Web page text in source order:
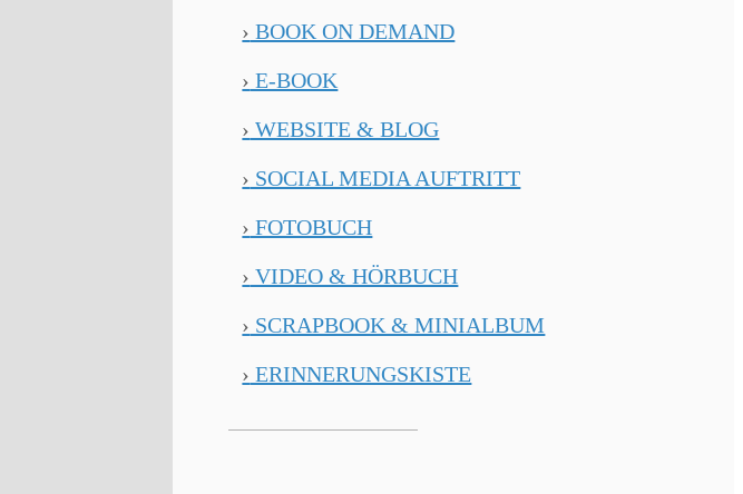
› BOOK ON DEMAND
› E-BOOK
› WEBSITE & BLOG
› SOCIAL MEDIA AUFTRITT
› FOTOBUCH
› VIDEO & HÖRBUCH
› SCRAPBOOK & MINIALBUM
› ERINNERUNGSKISTE